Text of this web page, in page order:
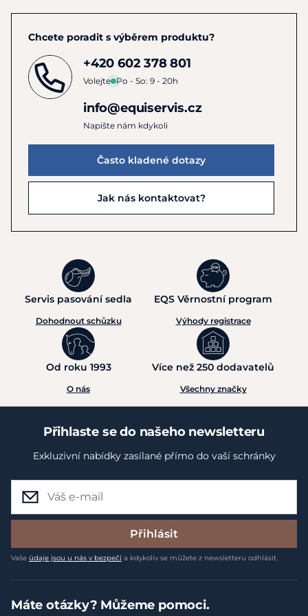
Chcete poradit s výběrem produktu?
+420 602 378 801
Volejte Po - So: 9 - 20h
info@equiservis.cz
Napište nám kdykoli
Často kladené dotazy
Jak nás kontaktovat?
Servis pasování sedla
Dohodnout schůzku
EQS Věrnostní program
Výhody registrace
Od roku 1993
O nás
Více než 250 dodavatelů
Všechny značky
Přihlaste se do našeho newsletteru
Exkluzivní nabídky zasílané přímo do vaší schránky
Přihlásit
Vaše údaje jsou u nás v bezpečí a kdykoliv se můžete z newsletteru odhlásit.
Máte otázky? Můžeme pomoci.